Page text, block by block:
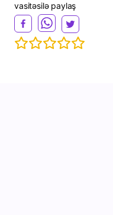
vasitəsilə paylaş